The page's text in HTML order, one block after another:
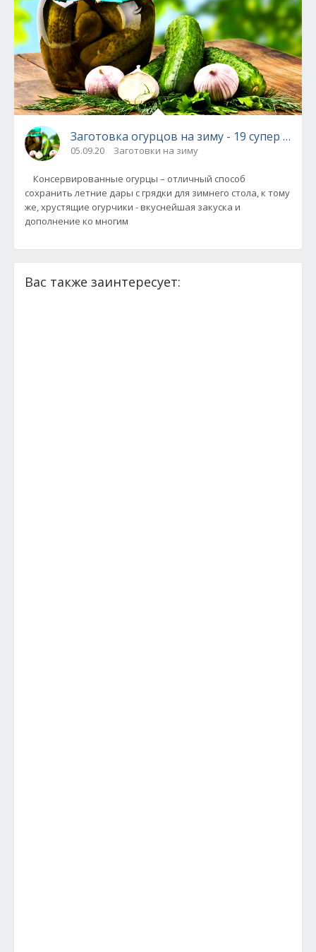
Заготовка огурцов на зиму - 19 супер
05.09.20 Заготовки на зиму
Консервированные огурцы – отличный способ
сохранить летние дары с грядки для зимнего стола, к тому
же, хрустящие огурчики - вкуснейшая закуска и
дополнение ко многим
Вас также заинтересует: